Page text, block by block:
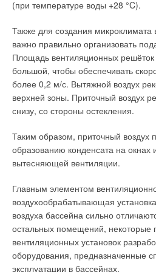
(при температуре воды +28 °C).
Также для создания
важно правильно организовать
Площадь вентиляционных
большой, чтобы обеспечивать
более 0,2 м/с. Вытяжной воздух
верхней зоны. Приточный воздух
снизу, со стороны остекления.
Таким образом, приточный воздух
образованию конденсата на окнах
вытесняющей вентиляции.
Главным элементом
воздухообрабатывающая
воздуха бассейна сильно
остальных помещений, некоторые
вентиляционных установок
оборудования, предназначенные
эксплуатации в бассейнах.
центрального
обстановка; качество мебели и
материалов; наличие
офисных помещений.
мероприятий по улучшению
существенный рост
кратности воздухообмена и
фильтрации; высокая стоимость
дороговизна
управлению микроклиматом;
экологическая и
Факторы, от которых напрямую
офисе: кратность воздухообмена
вентиляции; класс очистки
своевременность обслуживания
центрального кондиционирования;
справедливо рекомендовала, по
Развитие строительных
оконных и дверных пакетов,
Такие окна и двери стали
энергию, но сделали практически
воздухообмен в помещениях.
применения современных
Находиться в таких помещениях —
них без системы воздухообмена —
небезопасно для здоровья.
оборудовать помещения
вытяжной вентиляцией. Что, в свою
увеличило нагрузку на систему
регулярного нагрева приточного
повсеместно распространившиеся
кондиционирования получают
жаркий период, так как